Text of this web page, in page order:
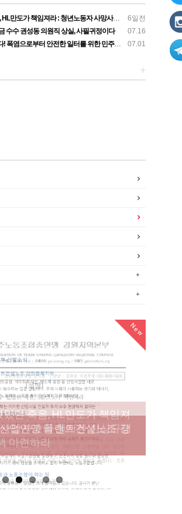
6일전
: 청년노동자 사망사고의 철저한 진상규명과 재발방지 대책 마련하라
07.16
수수 권성동 의원직 상실, 사필귀정이다
07.01
한 일터를 위한 민주노총 강원지역본부 폭염감시단 선포 기자회견
+
New
었던 죽음, HL만도가 책임져
망사고의 철저한 진상규명
마련하라
New
업연맹 플랜트건설노조 강
New
천] 폭염감시단 사업 이모저
New
서비스연맹 전국학교비정
지부 김유미 춘천지회장
역 노동자 합창단 모임